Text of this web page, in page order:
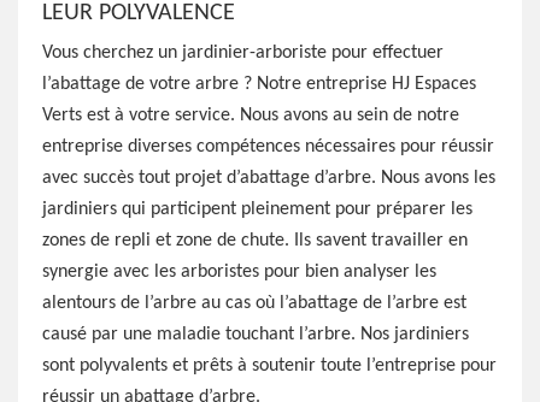
LEUR POLYVALENCE
Vous cherchez un jardinier-arboriste pour effectuer
l’abattage de votre arbre ? Notre entreprise HJ Espaces
Verts est à votre service. Nous avons au sein de notre
entreprise diverses compétences nécessaires pour réussir
avec succès tout projet d’abattage d’arbre. Nous avons les
jardiniers qui participent pleinement pour préparer les
zones de repli et zone de chute. Ils savent travailler en
synergie avec les arboristes pour bien analyser les
alentours de l’arbre au cas où l’abattage de l’arbre est
causé par une maladie touchant l’arbre. Nos jardiniers
sont polyvalents et prêts à soutenir toute l’entreprise pour
réussir un abattage d’arbre.